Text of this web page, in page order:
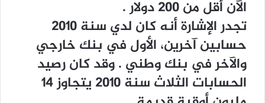
ﺍﻵﻥ ﺃﻗﻞ ﻣﻦ ٢٠٠ ﺩﻭﻻﺭ .
ﺗﺠﺪﺭ ﺍﻹﺷﺎﺭﺓ ﺃﻧﻪ ﻛﺎﻥ ﻟﺪﻱ ﺳﻨﺔ ٢٠١٠
ﺣﺴﺎﺑﻴﻦ ﺁﺧﺮﻳﻦ، ﺍﻷﻭﻝ ﻓﻲ ﺑﻨﻚ ﺧﺎﺭﺟﻲ
ﻭﺍﻵﺧﺮ ﻓﻲ ﺑﻨﻚ ﻭﻃﻨﻲ . ﻭﻗﺪ ﻛﺎﻥ ﺭﺻﻴﺪ
ﺍﻟﺤﺴﺎﺑﺎﺕ ﺍﻟﺜﻼﺙ ﺳﻨﺔ ٢٠١٠ ﻳﺘﺠﺎﻭﺯ ١٤